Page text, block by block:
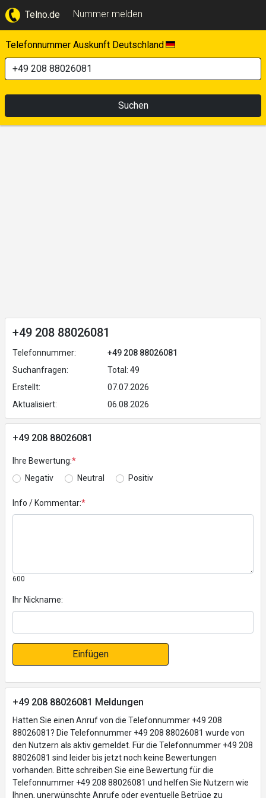
Telno.de Nummer melden
Telefonnummer Auskunft Deutschland
Suchen
+49 208 88026081
Telefonnummer:
+49 208 88026081
Suchanfragen:
Total: 49
Erstellt:
07.07.2026
Aktualisiert:
06.08.2026
+49 208 88026081
Ihre Bewertung:*
Negativ
Neutral Positiv
Info / Kommentar:*
600
Ihr Nickname:
Einfügen
+49 208 88026081 Meldungen
Hatten Sie einen Anruf von die Telefonnummer +49 208
88026081? Die Telefonnummer +49 208 88026081 wurde von
den Nutzern als aktiv gemeldet. Für die Telefonnummer +49 208
88026081 sind leider bis jetzt noch keine Bewertungen
vorhanden. Bitte schreiben Sie eine Bewertung für die
Telefonnummer +49 208 88026081 und helfen Sie Nutzern wie
Ihnen, unerwünschte Anrufe oder eventuelle Betrüge zu